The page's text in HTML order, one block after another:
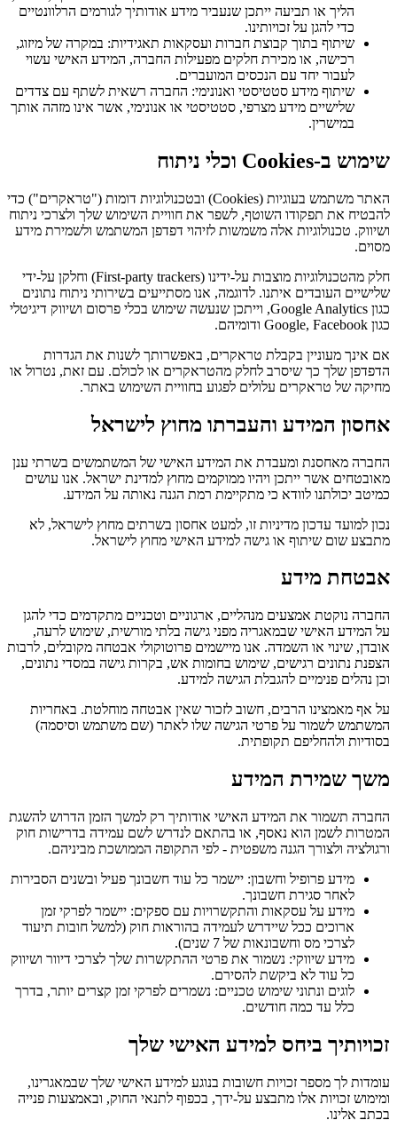
הליך או תביעה ייתכן שנעביר מידע אודותיך לגורמים הרלוונטיים
כדי להגן על זכויותינו.
שיתוף בתוך קבוצת חברות ועסקאות תאגידיות: במקרה של מיזוג,
רכישה, או מכירת חלקים מפעילות החברה, המידע האישי עשוי
לעבור יחד עם הנכסים המועברים.
שיתוף מידע סטטיסטי ואנונימי: החברה רשאית לשתף עם צדדים
שלישיים מידע מצרפי, סטטיסטי או אנונימי, אשר אינו מזהה אותך
במישרין.
שימוש ב-Cookies וכלי ניתוח
האתר משתמש בעוגיות (Cookies) ובטכנולוגיות דומות ("טראקרים") כדי
להבטיח את תפקודו השוטף, לשפר את חוויית השימוש שלך ולצרכי ניתוח
ושיווק. טכנולוגיות אלה משמשות לזיהוי דפדפן המשתמש ולשמירת מידע
מסוים.
חלק מהטכנולוגיות מוצבות על-ידינו (First-party trackers) וחלקן על-ידי
שלישיים העובדים איתנו. לדוגמה, אנו מסתייעים בשירותי ניתוח נתונים
כגון Google Analytics, וייתכן שנעשה שימוש בכלי פרסום ושיווק דיגיטלי
כגון Google, Facebook ודומיהם.
אם אינך מעוניין בקבלת טראקרים, באפשרותך לשנות את הגדרות
הדפדפן שלך כך שיסרב לחלק מהטראקרים או לכולם. עם זאת, נטרול או
מחיקה של טראקרים עלולים לפגוע בחוויית השימוש באתר.
אחסון המידע והעברתו מחוץ לישראל
החברה מאחסנת ומעבדת את המידע האישי של המשתמשים בשרתי ענן
מאובטחים אשר ייתכן ויהיו ממוקמים מחוץ למדינת ישראל. אנו עושים
כמיטב יכולתנו לוודא כי מתקיימת רמת הגנה נאותה על המידע.
נכון למועד עדכון מדיניות זו, למעט אחסון בשרתים מחוץ לישראל, לא
מתבצע שום שיתוף או גישה למידע האישי מחוץ לישראל.
אבטחת מידע
החברה נוקטת אמצעים מנהליים, ארגוניים וטכניים מתקדמים כדי להגן
על המידע האישי שבמאגריה מפני גישה בלתי מורשית, שימוש לרעה,
אובדן, שינוי או השמדה. אנו מיישמים פרוטוקולי אבטחה מקובלים, לרבות
הצפנת נתונים רגישים, שימוש בחומות אש, בקרות גישה במסדי נתונים,
וכן נהלים פנימיים להגבלת הגישה למידע.
על אף מאמצינו הרבים, חשוב לזכור שאין אבטחה מוחלטת. באחריות
המשתמש לשמור על פרטי הגישה שלו לאתר (שם משתמש וסיסמה)
בסודיות ולהחליפם תקופתית.
משך שמירת המידע
החברה תשמור את המידע האישי אודותיך רק למשך הזמן הדרוש להשגת
המטרות לשמן הוא נאסף, או בהתאם לנדרש לשם עמידה בדרישות חוק
ורגולציה ולצורך הגנה משפטית - לפי התקופה הממושכת מביניהם.
מידע פרופיל וחשבון: יישמר כל עוד חשבונך פעיל ובשנים הסבירות
לאחר סגירת חשבונך.
מידע על עסקאות והתקשרויות עם ספקים: יישמר לפרקי זמן
ארוכים ככל שיידרש לעמידה בהוראות חוק (למשל חובות תיעוד
לצרכי מס וחשבונאות של 7 שנים).
מידע שיווקי: נשמור את פרטי ההתקשרות שלך לצרכי דיוור ושיווק
כל עוד לא ביקשת להסירם.
לוגים ונתוני שימוש טכניים: נשמרים לפרקי זמן קצרים יותר, בדרך
כלל עד כמה חודשים.
זכויותיך ביחס למידע האישי שלך
עומדות לך מספר זכויות חשובות בנוגע למידע האישי שלך שבמאגרינו,
ומימוש זכויות אלו מתבצע על-ידך, בכפוף לתנאי החוק, ובאמצעות פנייה
בכתב אלינו.